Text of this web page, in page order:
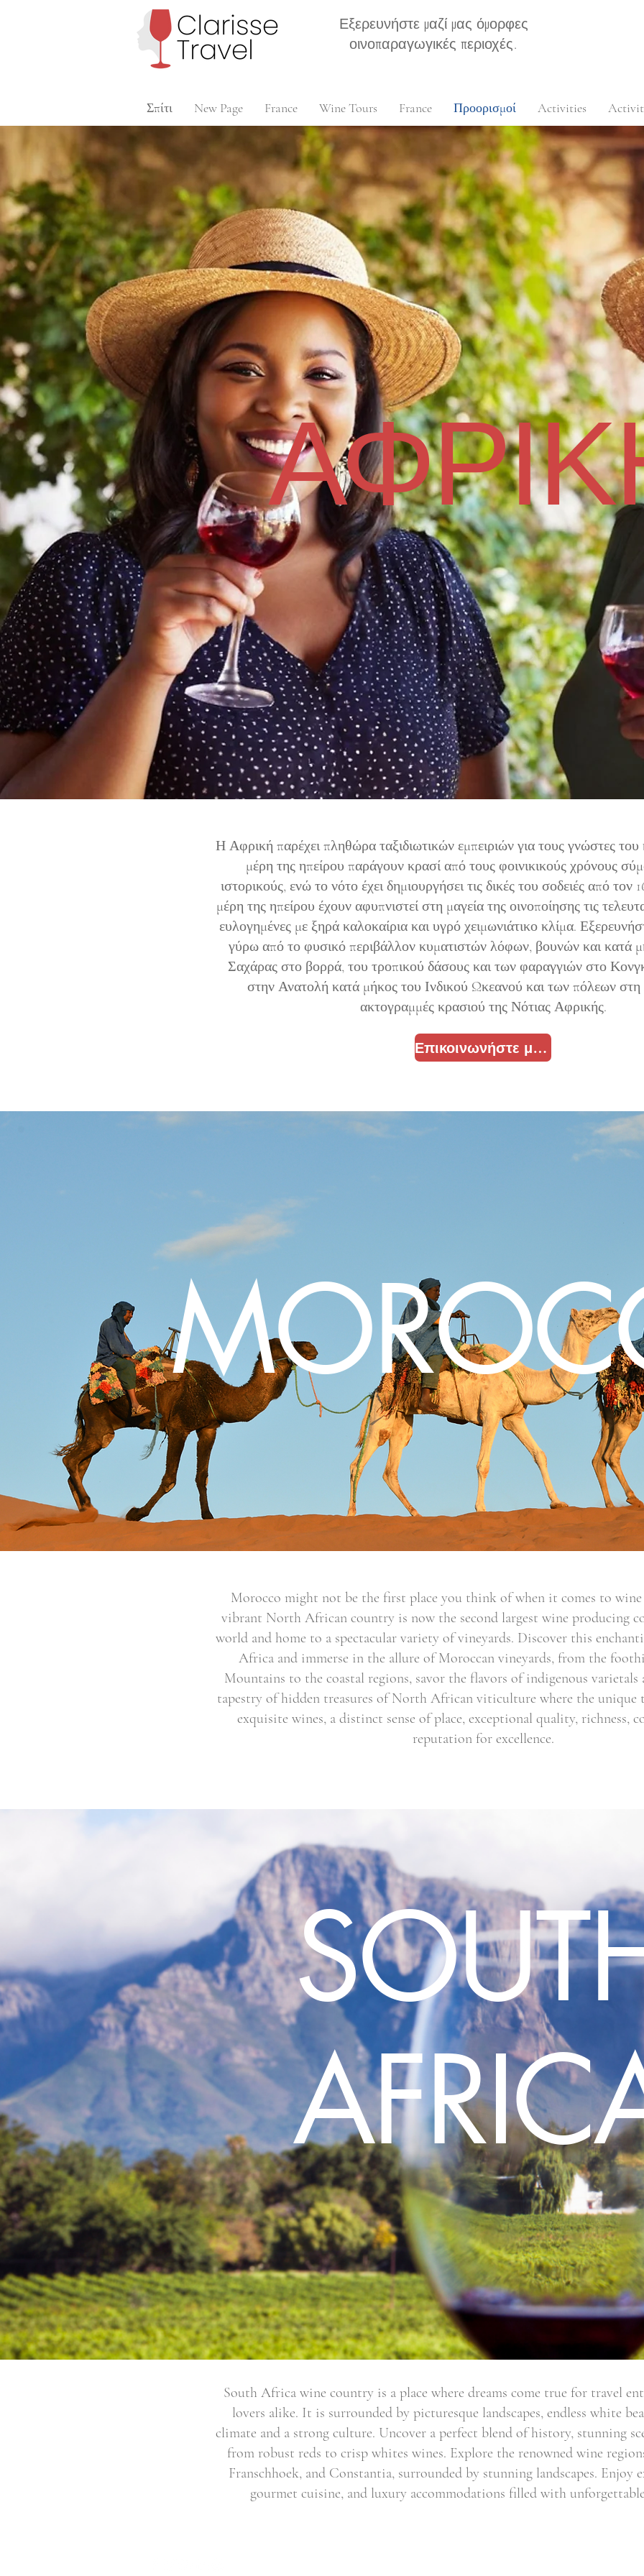
Εξερευνήστε μαζί μας όμορφες
οινοπαραγωγικές περιοχές.
Σπίτι New Page France Wine Tours France Προορισμοί Activities
Η Αφρική παρέχει πληθώρα ταξιδιωτικών εμπειριών για τους γνώστες του
μέρη της ηπείρου παράγουν κρασί από τους φοινικικούς χρόνους
ιστορικούς, ενώ το νότο έχει δημιουργήσει τις δικές του σοδειές από τον
μέρη της ηπείρου έχουν αφυπνιστεί στη μαγεία της οινοποίησης τις
ευλογημένες με ξηρά καλοκαίρια και υγρό χειμωνιάτικο κλίμα.
γύρω από το φυσικό περιβάλλον κυματιστών λόφων, βουνών και κατά
Σαχάρας στο βορρά, του τροπικού δάσους και των φαραγγιών στο
στην Ανατολή κατά μήκος του Ινδικού Ωκεανού και των πόλεων
ακτογραμμές κρασιού της Νότιας Αφρικής.
Επικοινωνήστε μαζί μας
Morocco might not be the first place you think of when it comes to
vibrant North African country is now the second largest wine producing
world and home to a spectacular variety of vineyards. Discover this
Africa and immerse in the allure of Moroccan vineyards, from the
Mountains to the coastal regions, savor the flavors of indigenous varietals
tapestry of hidden treasures of North African viticulture where the unique
exquisite wines, a distinct sense of place, exceptional quality, richness,
reputation for excellence.
South Africa wine country is a place where dreams come true for travel
lovers alike. It is surrounded by picturesque landscapes, endless white
climate and a strong culture. Uncover a perfect blend of history, stunning
from robust reds to crisp whites wines. Explore the renowned wine
Franschhoek, and Constantia, surrounded by stunning landscapes. Enjoy
gourmet cuisine, and luxury accommodations filled with